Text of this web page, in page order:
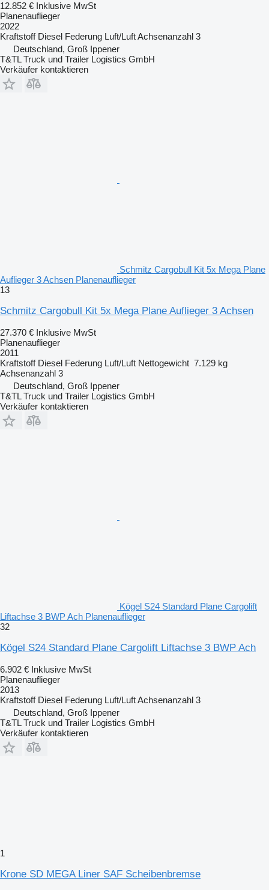
12.852 € Inklusive MwSt
Planenauflieger
2022
Kraftstoff Diesel Federung Luft/LuftAchsenanzahl 3
Deutschland, Groß Ippener
T&TL Truck und Trailer Logistics GmbH
Verkäufer kontaktieren
Schmitz Cargobull Kit 5x Mega Plane
Auflieger 3 Achsen Planenauflieger
13
Schmitz Cargobull Kit 5x Mega Plane Auflieger 3 Achsen
27.370 € Inklusive MwSt
Planenauflieger
2011
Kraftstoff Diesel Federung Luft/Luft Nettogewicht 7.129 kg
Achsenanzahl 3
Deutschland, Groß Ippener
T&TL Truck und Trailer Logistics GmbH
Verkäufer kontaktieren
Kögel S24 Standard Plane Cargolift
Liftachse 3 BWP Ach Planenauflieger
32
Kögel S24 Standard Plane Cargolift Liftachse 3 BWP Ach
6.902 € Inklusive MwSt
Planenauflieger
2013
Kraftstoff Diesel Federung Luft/LuftAchsenanzahl 3
Deutschland, Groß Ippener
T&TL Truck und Trailer Logistics GmbH
Verkäufer kontaktieren
1
Krone SD MEGA Liner SAF Scheibenbremse